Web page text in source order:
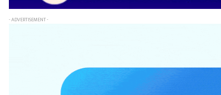
- ADVERTISEMENT -